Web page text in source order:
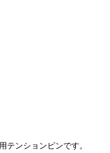
テンションピンです。